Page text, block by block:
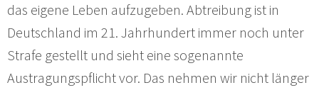
das eigene Leben aufzugeben. Abtreibung ist in
Deutschland im 21. Jahrhundert immer noch unter
Strafe gestellt und sieht eine sogenannte
Austragungspflicht vor. Das nehmen wir nicht länger